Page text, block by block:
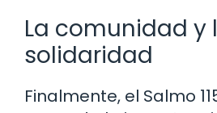
La comunidad y
solidaridad
Finalmente, el Salmo